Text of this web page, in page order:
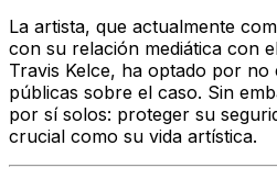
La artista, que actualmente
con su relación mediática con
Travis Kelce, ha optado por no
públicas sobre el caso. Sin
por sí solos: proteger su
crucial como su vida artística.